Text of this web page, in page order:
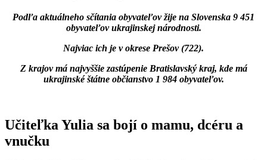
Podľa aktuálneho sčítania obyvateľov žije na Slovenska 9 451
obyvateľov ukrajinskej národnosti.
Najviac ich je v okrese Prešov (722).
Z krajov má najvyššie zastúpenie Bratislavský kraj, kde má
ukrajinské štátne občianstvo 1 984 obyvateľov.
Učiteľka Yulia sa bojí o mamu, dcéru a
vnučku